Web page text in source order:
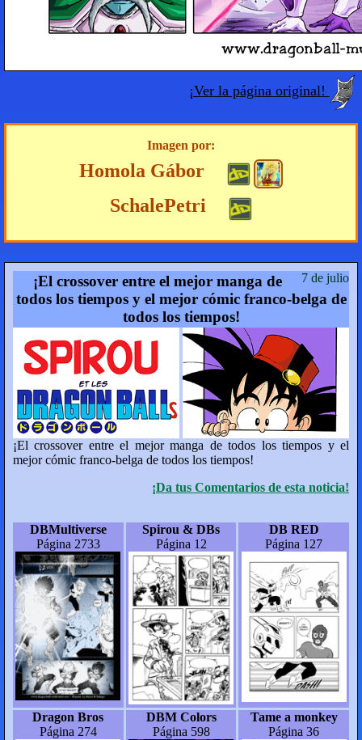
¡Ver la página original!
Imagen por:
Homola Gábor
SchalePetri
7 de julio
¡El crossover entre el mejor manga de
todos los tiempos y el mejor cómic franco-belga de
todos los tiempos!
¡El crossover entre el mejor manga de todos los tiempos y el
mejor cómic franco-belga de todos los tiempos!
¡Da tus Comentarios de esta noticia!
DBMultiverse
Página 2733
Spirou & DBs
Página 12
DB RED
Página 127
Dragon Bros
Página 274
DBM Colors
Página 598
Tame a monkey
Página 36